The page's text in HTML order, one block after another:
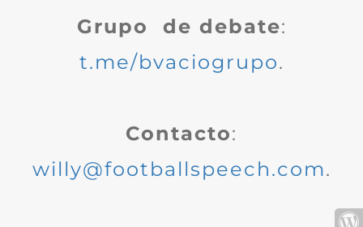
Grupo de debate:
t.me/bvaciogrupo.
Contacto:
willy@footballspeech.com.